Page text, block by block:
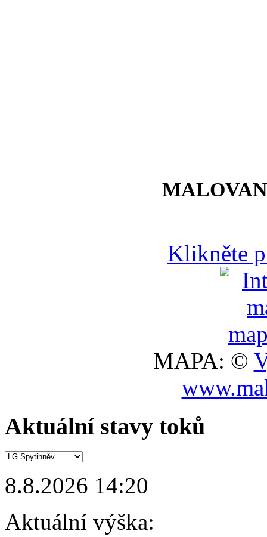
Klikněte
MAPA: ©
Aktuální stavy toků
8.8.2026 14:20
Aktuální výška: